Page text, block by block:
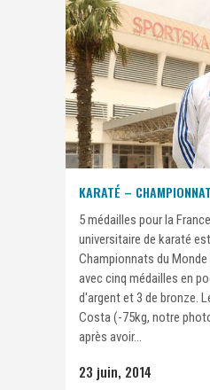
KARATÉ –
5 médailles pour la
universitaire de karaté
Championnats du
avec cinq médailles en
d'argent et 3 de bronze.
Costa (-75kg, notre
après avoir...
23 juin, 2014